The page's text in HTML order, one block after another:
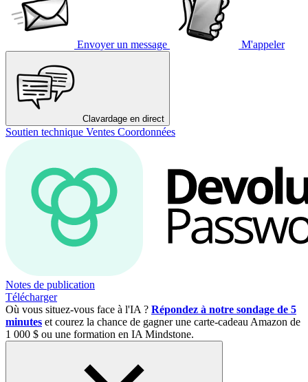
Envoyer un message M'appeler
Clavardage en direct
Soutien technique Ventes Coordonnées
Notes de publication
Télécharger
Où vous situez-vous face à l'IA ? Répondez à notre sondage de 5
minutes et courez la chance de gagner une carte-cadeau Amazon de
1 000 $ ou une formation en IA Mindstone.